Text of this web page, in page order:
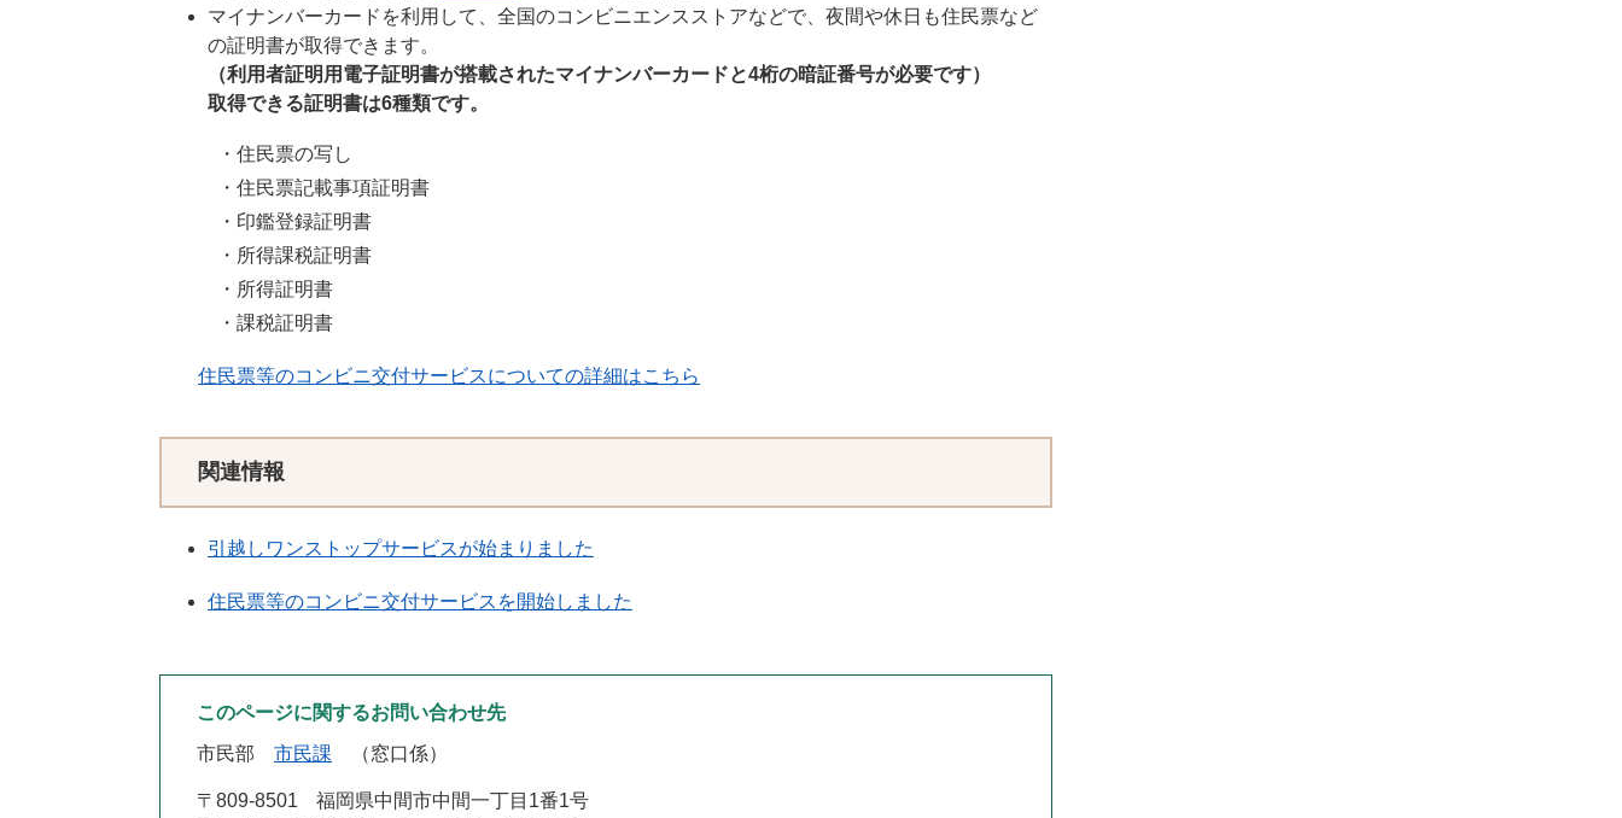
マイナンバーカードを利用して、全国のコンビニエンスストアなどで、夜間や休日も住民票など
の証明書が取得できます。
（利用者証明用電子証明書が搭載されたマイナンバーカードと4桁の暗証番号が必要です）
取得できる証明書は6種類です。
・住民票の写し
・住民票記載事項証明書
・印鑑登録証明書
・所得課税証明書
・所得証明書
・課税証明書​
住民票等のコンビニ交付サービスについての詳細はこちら
関連情報
引越しワンストップサービスが始まりました
住民票等のコンビニ交付サービスを開始しました
このページに関するお問い合わせ先
市民部
市民課 窓口係
〒809-8501
福岡県中間市中間一丁目1番1号